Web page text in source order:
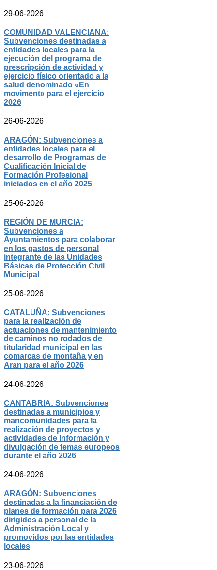
29-06-2026
COMUNIDAD VALENCIANA:
Subvenciones destinadas a
entidades locales para la
ejecución del programa de
prescripción de actividad y
ejercicio físico orientado a la
salud denominado «En
moviment» para el ejercicio
2026
26-06-2026
ARAGÓN: Subvenciones a
entidades locales para el
desarrollo de Programas de
Cualificación Inicial de
Formación Profesional
iniciados en el año 2025
25-06-2026
REGIÓN DE MURCIA:
Subvenciones a
Ayuntamientos para colaborar
en los gastos de personal
integrante de las Unidades
Básicas de Protección Civil
Municipal
25-06-2026
CATALUÑA: Subvenciones
para la realización de
actuaciones de mantenimiento
de caminos no rodados de
titularidad municipal en las
comarcas de montaña y en
Aran para el año 2026
24-06-2026
CANTABRIA: Subvenciones
destinadas a municipios y
mancomunidades para la
realización de proyectos y
actividades de información y
divulgación de temas europeos
durante el año 2026
24-06-2026
ARAGÓN: Subvenciones
destinadas a la financiación de
planes de formación para 2026
dirigidos a personal de la
Administración Local y
promovidos por las entidades
locales
23-06-2026